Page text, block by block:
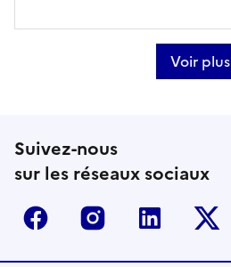
Voir plus
Suivez-nous
sur les réseaux sociaux
Facebook InstagramLinkedin